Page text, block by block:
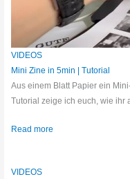
VIDEOS
Mini Zine in 5min | Tutorial
Aus einem Blatt Papier ein
Tutorial zeige ich euch, wie
Read more
VIDEOS